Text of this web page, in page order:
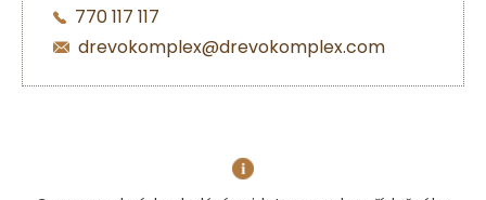
770 117 117
drevokomplex@drevokomplex.com